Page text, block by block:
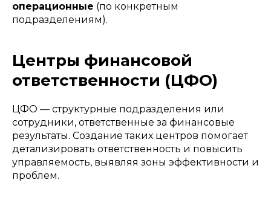
операционные (по конкретным
подразделениям).
Центры финансовой
ответственности (ЦФО)
ЦФО — структурные подразделения или
сотрудники, ответственные за финансовые
результаты. Создание таких центров помогает
детализировать ответственность и повысить
управляемость, выявляя зоны эффективности и
проблем.